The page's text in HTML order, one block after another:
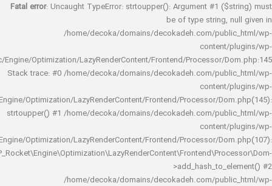
Fatal error : Uncaught TypeError: strtoupper(): Argument #1
be of type string,
/home/decoka/domains/decokadeh.com/
rocket/inc/Engine/Optimization/LazyRenderContent/Frontend/Processor/
Stack trace: #0 /home/decoka/domains/decokadeh.com/
rocket/inc/Engine/Optimization/LazyRenderContent/Frontend/Processor/
strtoupper() #1 /home/decoka/domains/decokadeh.com/
rocket/inc/Engine/Optimization/LazyRenderContent/Frontend/Processor/
/home/decoka/domains/decokadeh.com/